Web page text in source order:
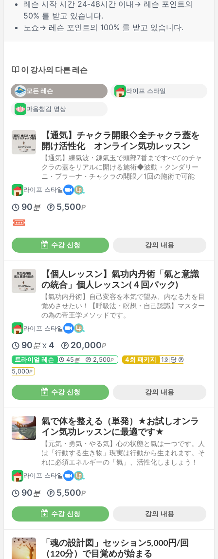
레슨 시작 시간 24-48시간 이내→ 레슨 포인트의
50% 를 받고 있습니다.
노쇼→ 레슨 포인트의 100% 를 받고 있습니다.
이 강사의 다른 레슨
모든 레슨 라이프 스타일
마음챙김 명상
【通気】チャクラ開眼◇全チャクラ蓋を
開け活性化 オンライン気功レッスン
【通気】練氣波・錬氣玉で頭部7番まですべてのチャ
クラの蓋をリアルに開ける施術◆波動・クンダリー
ニ・プラーナ・チャクラの開眼／1回の施術で可能
라이프 스타일
90분 5,500P
수강 신청 강의 내용
【個人レッスン】氣功内丹術「氣と意識
の統合」個人レッスン(４回パック)
【氣功内丹術】自己変容を本気で望み、内なる力を目
覚めさせたい！【呼吸法・瞑想・自己認識】マスター
の為の帝王学メソッドです。
라이프 스타일
90분 X 4 20,000P
트라이얼 레슨 45분 2,500P 4회 패키지
1회당
5,000P
수강 신청 강의 내용
氣で体を整える（単発）★お試しオンラ
イン気功レッスンに最適です★
【元気・勇気・やる気】心の状態と氣は一つです。人
は「行動する生き物」現実は行動から生まれます。そ
れに必須エネルギーの「氣」、活性化しましょう！
라이프 스타일
90분 5,500P
수강 신청 강의 내용
「魂の設計図」セッション5,000円/回
（120分）で目覚めが始まる